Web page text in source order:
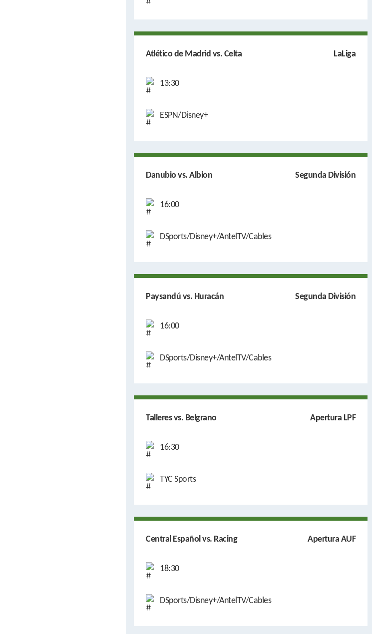
Atlético de Madrid vs. Celta LaLiga
13:30
ESPN/Disney+
Danubio vs. Albion Segunda División
16:00
DSports/Disney+/AntelTV/Cables
Paysandú vs. Huracán Segunda División
16:00
DSports/Disney+/AntelTV/Cables
Talleres vs. Belgrano Apertura LPF
16:30
TYC Sports
Central Español vs. Racing Apertura AUF
18:30
DSports/Disney+/AntelTV/Cables